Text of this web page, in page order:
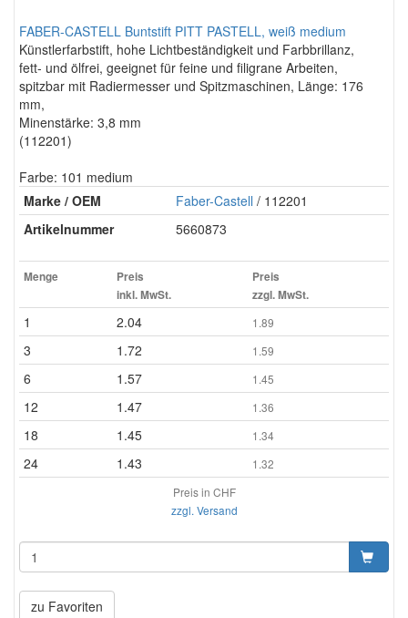
FABER-CASTELL Buntstift PITT PASTELL, weiß medium
Künstlerfarbstift, hohe Lichtbeständigkeit und Farbbrillanz,
fett- und ölfrei, geeignet für feine und filigrane Arbeiten,
spitzbar mit Radiermesser und Spitzmaschinen, Länge: 176
mm,
Minenstärke: 3,8 mm
(112201)
Farbe: 101 medium
Marke / OEM
Faber-Castell / 112201
Artikelnummer
5660873
Menge
Preis
inkl. MwSt.
Preis
zzgl. MwSt.
1 2.04 1.89
3 1.72 1.59
6 1.57 1.45
12 1.47 1.36
18 1.45 1.34
24 1.43
1.32
Preis in CHF
zzgl. Versand
zu Favoriten